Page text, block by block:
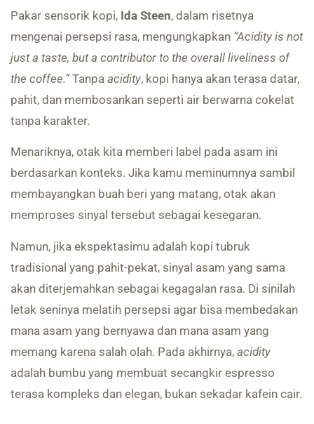
Pakar sensorik kopi, Ida Steen, dalam risetnya
mengenai persepsi rasa, mengungkapkan “Acidity is not
just a taste, but a contributor to the overall liveliness of
the coffee.”Tanpa acidity, kopi hanya akan terasa datar,
pahit, dan membosankan seperti air berwarna cokelat
tanpa karakter.
Menariknya, otak kita memberi label pada asam ini
berdasarkan konteks. Jika kamu meminumnya sambil
membayangkan buah beri yang matang, otak akan
memproses sinyal tersebut sebagai kesegaran.
Namun, jika ekspektasimu adalah kopi tubruk
tradisional yang pahit-pekat, sinyal asam yang sama
akan diterjemahkan sebagai kegagalan rasa. Di sinilah
letak seninya melatih persepsi agar bisa membedakan
mana asam yang bernyawa dan mana asam yang
memang karena salah olah. Pada akhirnya, acidity
adalah bumbu yang membuat secangkir espresso
terasa kompleks dan elegan, bukan sekadar kafein cair.